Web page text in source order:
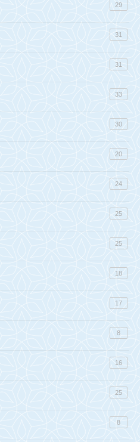
29
31
31
33
30
20
24
25
25
18
17
8
16
25
8